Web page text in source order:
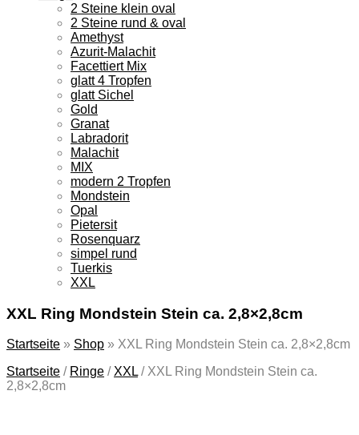
2 Steine klein oval
2 Steine rund & oval
Amethyst
Azurit-Malachit
Facettiert Mix
glatt 4 Tropfen
glatt Sichel
Gold
Granat
Labradorit
Malachit
MIX
modern 2 Tropfen
Mondstein
Opal
Pietersit
Rosenquarz
simpel rund
Tuerkis
XXL
XXL Ring Mondstein Stein ca. 2,8×2,8cm
Startseite » Shop » XXL Ring Mondstein Stein ca. 2,8×2,8cm
Startseite / Ringe / XXL / XXL Ring Mondstein Stein ca.
2,8×2,8cm